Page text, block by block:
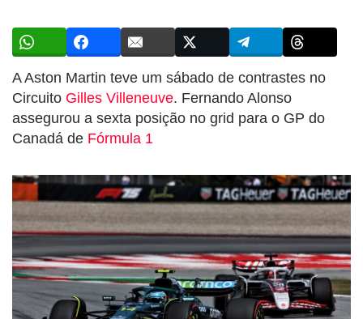
A Aston Martin teve um sábado de contrastes no
Circuito Gilles Villeneuve. Fernando Alonso
assegurou a sexta posição no grid para o GP do
Canadá de Fórmula 1